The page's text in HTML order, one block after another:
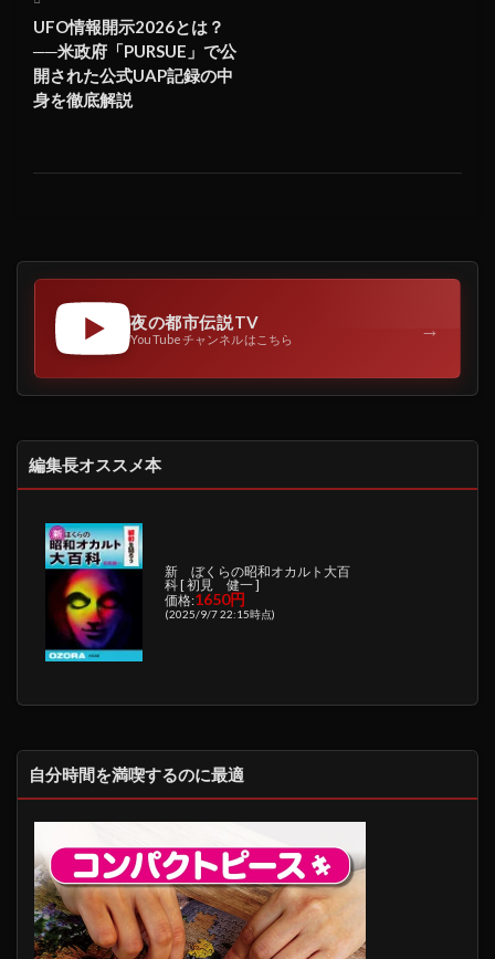
UFO情報開示2026とは？
──米政府「PURSUE」で公
開された公式UAP記録の中
身を徹底解説
夜の都市伝説TV
YouTubeチャンネルはこちら →
編集長オススメ本
新 ぼくらの昭和オカルト大百
科 [ 初見 健一 ]
価格:1650円
(2025/9/7 22:15時点)
自分時間を満喫するのに最適